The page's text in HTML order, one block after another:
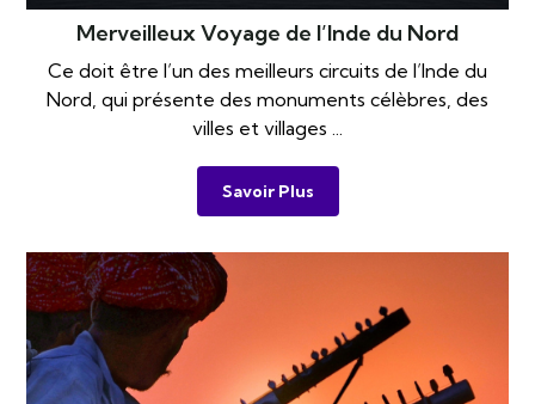
Merveilleux Voyage de l’Inde du Nord
Ce doit être l’un des meilleurs circuits de l’Inde du
Nord, qui présente des monuments célèbres, des
villes et villages ...
Savoir Plus